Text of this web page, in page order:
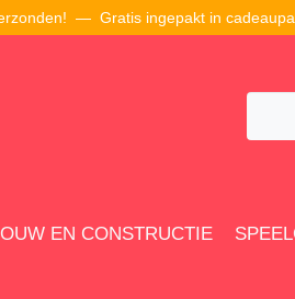
— Gratis ingepakt in
EN CONSTRUCTIE